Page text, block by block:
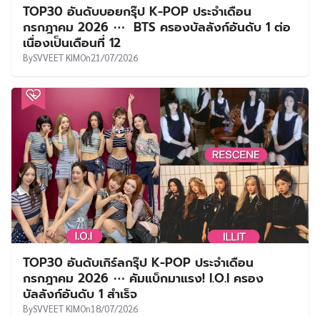
TOP30 อันดับบอยกรุ๊ป K-POP ประจำเดือน
กรกฎาคม 2026 ⋯ BTS ครองบัลลังก์อันดับ 1 ต่อ
เนื่องเป็นเดือนที่ 12
BySVVEET KIMOn21/07/2026
TOP30 อันดับเกิร์ลกรุ๊ป K-POP ประจำเดือน
กรกฎาคม 2026 ⋯ คัมแบ็กมาแรง! I.O.I ครอง
บัลลังก์อันดับ 1 สำเร็จ
BySVVEET KIMOn18/07/2026